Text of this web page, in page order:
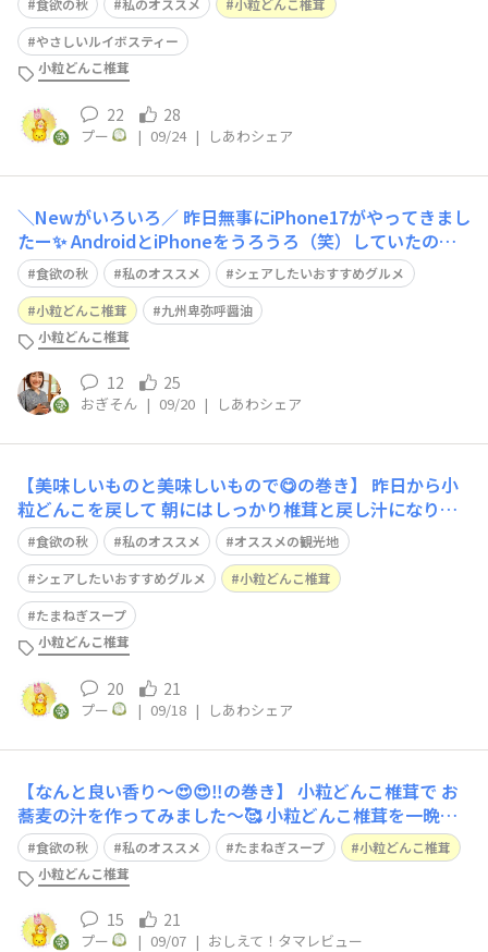
した〜😋 そのカレー🍛にも 小粒どんこ椎茸がたっぷり入
った 椎茸カレー🍛にしてみました🤤 どんこの出汁もしっ
かり効いた 美味しいカレ
食欲の秋 私のオススメ
小粒どんこ椎茸
やさしいルイボスティー
小粒どんこ椎茸
22 28
プー | 09/24 | しあわシェア
＼Newがいろいろ／ 昨日無事にiPhone17がやってきまし
たー✨ AndroidとiPhoneをうろうろ（笑）していたので i
Phone同士の機種変は初めてだったのですが データ転送
がかんたん（ほぼ放っておくだけw） なのがマジであり
がたい😂 待受画面のアプリの配置も同じにしてくれるの
神✨
食欲の秋 私のオススメ
シェアしたいおすすめグルメ
小粒どんこ椎茸
九州卑弥呼醤油
小粒どんこ椎茸
12 25
おぎそん | 09/20 | しあわシェア
【美味しいものと美味しいもので😋の巻き】 昨日から小
粒どんこを戻して 朝にはしっかり椎茸と戻し汁になりま
した😉 そんな中 皆さんの投稿を見ていたら やっぱり行き
たくなる〜😋 ってことで ほぼ無添加の プーのおすすめの
パン🍞屋さんに 行って来ました😁💕 店内も少し🤏狭く 端
から端までパンで お客様
食欲の秋 私のオススメ
オススメの観光地
シェアしたいおすすめグルメ
小粒どんこ椎茸
たまねぎスープ
小粒どんこ椎茸
20 21
プー | 09/18 | しあわシェア
【なんと良い香り〜😍😍‼️の巻き】 小粒どんこ椎茸で お
蕎麦の汁を作ってみました〜🥰 小粒どんこ椎茸を一晩お
水につけて戻し 一口サイズにカット🔪 戻し汁にたまねぎ
スープ🧅を少し🤏濃い目に入れ 小粒どんこ椎茸も入れて
一煮だち🤭 冷蔵庫でしっかり冷やして 冷小粒どんこ椎茸
汁の完成👍 山芋やきゅう
食欲の秋 私のオススメ たまねぎスープ
小粒どんこ椎茸
小粒どんこ椎茸
15 21
プー | 09/07 | おしえて！タマレビュー